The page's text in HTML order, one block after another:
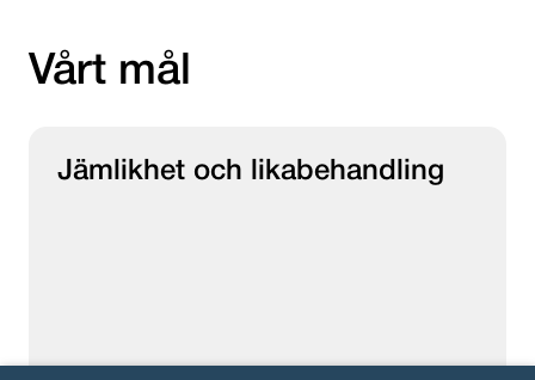
Vårt mål
Jämlikhet och likabehandling